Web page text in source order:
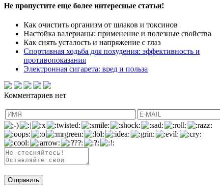
Не пропустите еще более интересные статьи!
Как очистить организм от шлаков и токсинов
Настойка валерианы: применение и полезные свойства
Как снять усталость и напряжение с глаз
Спортивная ходьба для похудения: эффективность и
противопоказания
Электронная сигарета: вред и польза
Комментариев нет